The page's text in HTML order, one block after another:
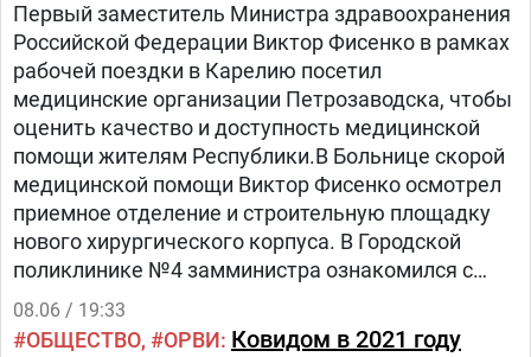
Первый заместитель Министра здравоохранения
Российской Федерации Виктор Фисенко в рамках
рабочей поездки в Карелию посетил
медицинские организации Петрозаводска, чтобы
оценить качество и доступность медицинской
помощи жителям Республики.В Больнице скорой
медицинской помощи Виктор Фисенко осмотрел
приемное отделение и строительную площадку
нового хирургического корпуса. В Городской
поликлинике №4 замминистра ознакомился с
организацией диспансеризации, вакцинации и
диспансерного наблюдения.
08.06 / 19:33
ОБЩЕСТВО ОРВИ Ковидом в 2021 году